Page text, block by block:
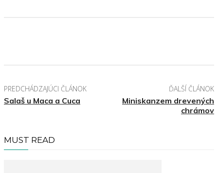
PREDCHÁDZAJÚCI ČLÁNOK
Salaš u Maca a Cuca
ĎALŠÍ ČLÁNOK
Miniskanzem drevených
chrámov
MUST READ